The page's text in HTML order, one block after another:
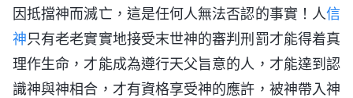
因抵擋神而滅亡，這是任何人無法否認的事實！人信
神只有老老實實地接受末世神的審判刑罰才能得着真
理作生命，才能成為遵行天父旨意的人，才能達到認
識神與神相合，才有資格享受神的應許，被神帶入神